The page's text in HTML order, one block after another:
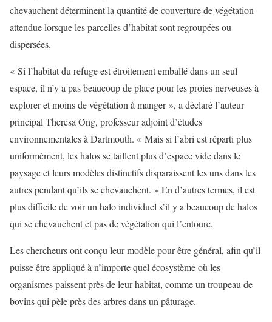
chevauchent déterminent la quantité de couverture de végétation
attendue lorsque les parcelles d’habitat sont regroupées ou
dispersées.
« Si l’habitat du refuge est étroitement emballé dans un seul
espace, il n’y a pas beaucoup de place pour les proies nerveuses à
explorer et moins de végétation à manger », a déclaré l’auteur
principal Theresa Ong, professeur adjoint d’études
environnementales à Dartmouth. « Mais si l’abri est réparti plus
uniformément, les halos se taillent plus d’espace vide dans le
paysage et leurs modèles distinctifs disparaissent les uns dans les
autres pendant qu’ils se chevauchent. » En d’autres termes, il est
plus difficile de voir un halo individuel s’il y a beaucoup de halos
qui se chevauchent et pas de végétation qui l’entoure.
Les chercheurs ont conçu leur modèle pour être général, afin qu’il
puisse être appliqué à n’importe quel écosystème où les
organismes paissent près de leur habitat, comme un troupeau de
bovins qui pèle près des arbres dans un pâturage.